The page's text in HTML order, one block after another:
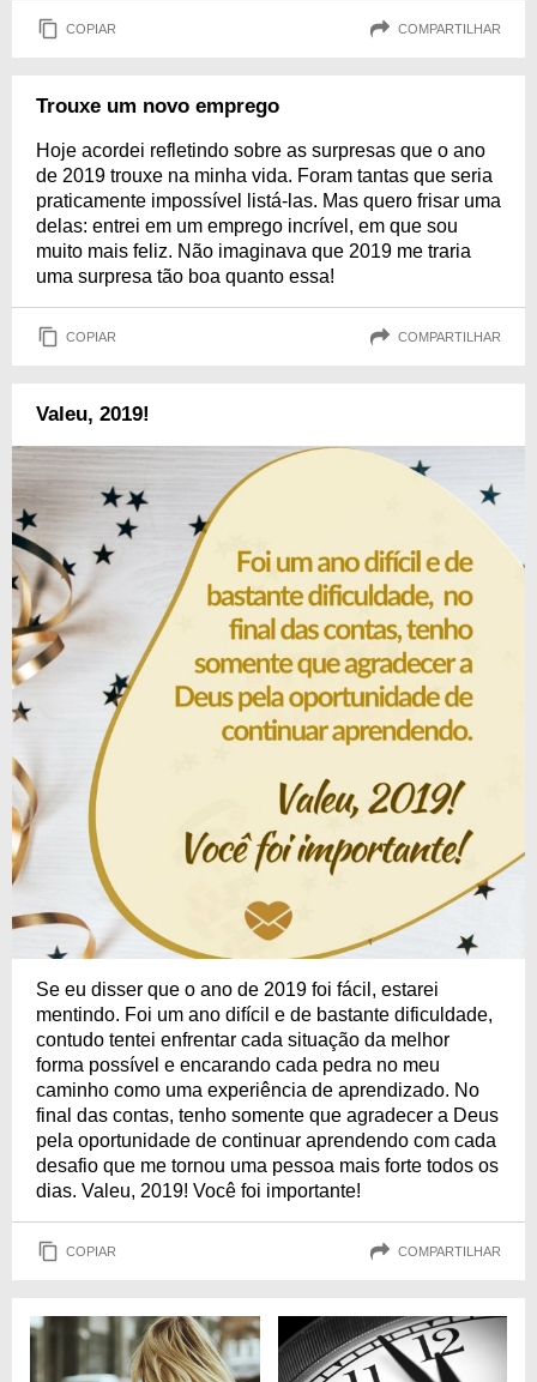
COPIAR COMPARTILHAR
Trouxe um novo emprego
Hoje acordei refletindo sobre as surpresas que o ano
de 2019 trouxe na minha vida. Foram tantas que seria
praticamente impossível listá-las. Mas quero frisar uma
delas: entrei em um emprego incrível, em que sou
muito mais feliz. Não imaginava que 2019 me traria
uma surpresa tão boa quanto essa!
COPIAR COMPARTILHAR
Valeu, 2019!
Se eu disser que o ano de 2019 foi fácil, estarei
mentindo. Foi um ano difícil e de bastante dificuldade,
contudo tentei enfrentar cada situação da melhor
forma possível e encarando cada pedra no meu
caminho como uma experiência de aprendizado. No
final das contas, tenho somente que agradecer a Deus
pela oportunidade de continuar aprendendo com cada
desafio que me tornou uma pessoa mais forte todos os
dias. Valeu, 2019! Você foi importante!
COPIAR COMPARTILHAR